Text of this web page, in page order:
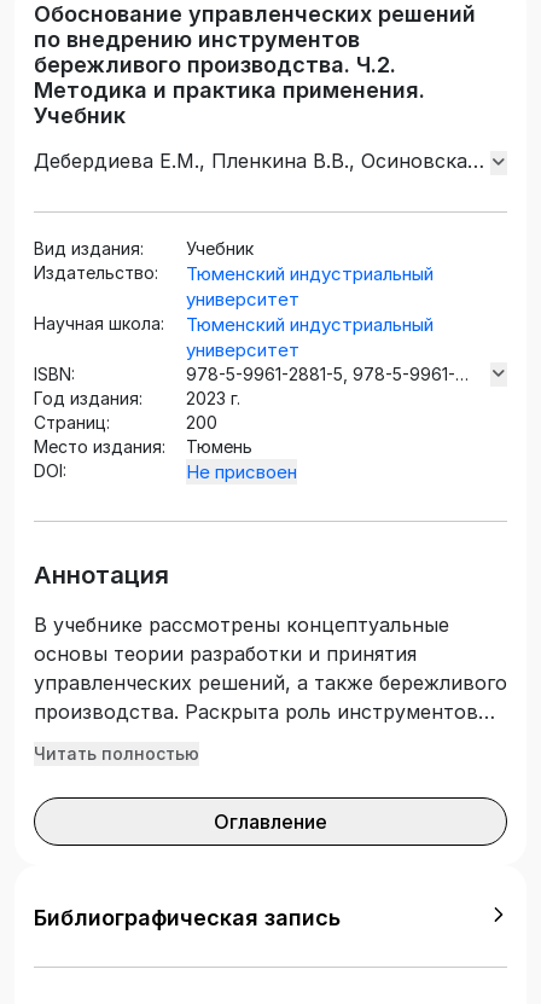
Обоснование управленческих решений
по внедрению инструментов
бережливого производства. Ч.2.
Методика и практика применения.
Учебник
Дебердиева Е.М., Пленкина В.В., Осиновская
Вид издания:
Учебник
Издательство:
Тюменский индустриальный
университет
Научная школа:
Тюменский индустриальный
университет
ISBN:
978-5-9961-2881-5, 978-5-9961-
3147-1 (ч.2)
Год издания:
2023 г.
Страниц:
200
Место издания:
Тюмень
DOI:
Не присвоен
Аннотация
В учебнике рассмотрены концептуальные
основы теории разработки и принятия
управленческих решений, а также бережливого
производства. Раскрыта роль инструментов
бережливого производства в повышении
Особое внимание уделяется вопросам
диагностики проблемных ситуации и причин
технология разработки и принятия
внедрения основных инструментов
Читать полностью
Оглавление
Библиографическая запись